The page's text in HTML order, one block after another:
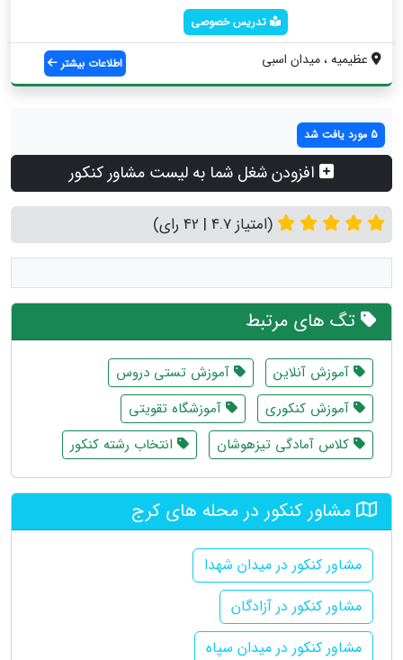
تدریس خصوصی
عظیمیه ، میدان اسبی اطلاعات بیشتر
5 مورد یافت شد
افزودن شغل شما به لیست مشاور کنکور
(امتیاز 4.7 | 42 رای)
تگ های مرتبط
آموزش آنلاین
آموزش تستی دروس
آموزش کنکوری
آموزشگاه تقویتی
کلاس آمادگی تیزهوشان
انتخاب رشته کنکور
مشاور کنکور در محله های کرج
مشاور کنکور در میدان شهدا
مشاور کنکور در آزادگان
مشاور کنکور در میدان سپاه